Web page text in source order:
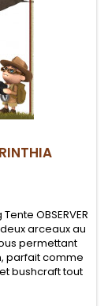
Tente OBSERVER
deux arceaux au
permettant
parfait comme
bushcraft tout